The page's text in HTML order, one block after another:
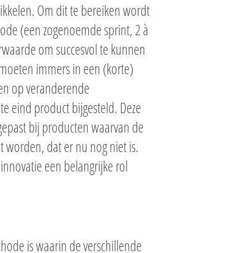
Om dit te bereiken wordt
(een zogenoemde sprint, 2 à
om succesvol te kunnen
immers in een (korte)
op veranderende
eind product bijgesteld. Deze
bij producten waarvan de
worden, dat er nu nog niet is.
een belangrijke rol
is waarin de verschillende